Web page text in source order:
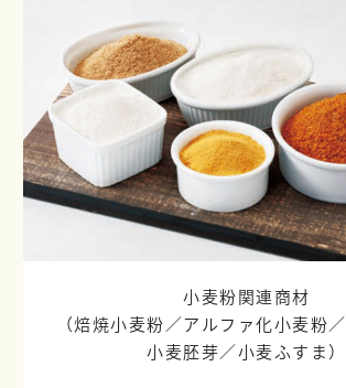
小麦粉関連商材
（焙焼小麦粉／アルファ化小麦粉／
小麦胚芽／小麦ふすま）